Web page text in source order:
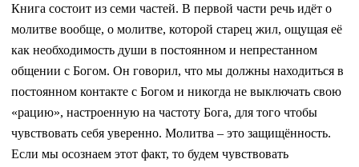
Книга состоит из семи частей. В первой части речь идёт о
молитве вообще, о молитве, которой старец жил, ощущая её
как необходимость души в постоянном и непрестанном
общении с Богом. Он говорил, что мы должны находиться в
постоянном контакте с Богом и никогда не выключать свою
«рацию», настроенную на частоту Бога, для того чтобы
чувствовать себя уверенно. Молитва – это защищённость.
Если мы осознаем этот факт, то будем чувствовать